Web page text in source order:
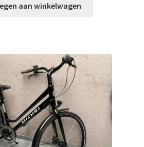
aan winkelwagen